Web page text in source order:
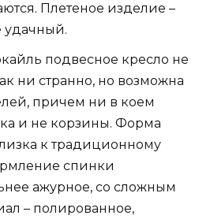
Плетеное изделие –
удачный.
подвесное кресло не
ни странно, но возможна
причем ни в коем
и не корзины. Форма
к традиционному
спинки
ажурное, со сложным
– полированное,